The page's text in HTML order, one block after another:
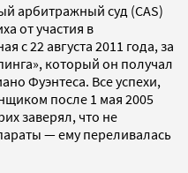
арбитражный суд (CAS)
от участия в
с 22 августа 2011 года, за
который он получал
Фуэнтеса. Все успехи,
после 1 мая 2005
заверял, что не
— ему переливалась